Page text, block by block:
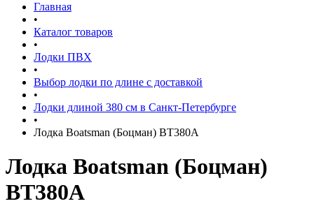
Главная
•
Каталог товаров
•
Лодки ПВХ
•
Выбор лодки по длине c доставкой
•
Лодки длиной 380 см в Санкт-Петербурге
•
Лодка Boatsman (Боцман) BT380A
Лодка Boatsman (Боцман)
BT380A